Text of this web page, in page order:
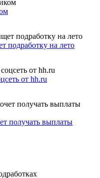
подработку на лето
от hh.ru
получать выплаты